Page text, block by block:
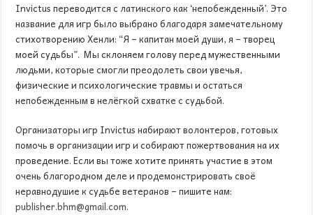
Invictus переводится с латинского как ‘непобежденный’. Это
название для игр было выбрано благодаря замечательному
стихотворению Хенли: “Я – капитан моей души, я – творец
моей судьбы”. Мы склоняем голову перед мужественными
людьми, которые смогли преодолеть свои увечья,
физические и психологические травмы и остаться
непобежденным в нелёгкой схватке с судьбой.
Организаторы игр Invictusнабирают волонтеров, готовых
помочь в организации игр и собирают пожертвования на их
проведение. Если вы тоже хотите принять участие в этом
очень благородном деле и продемонстрировать своё
неравнодушие к судьбе ветеранов – пишите нам:
publisher.bhm@gmail.com.